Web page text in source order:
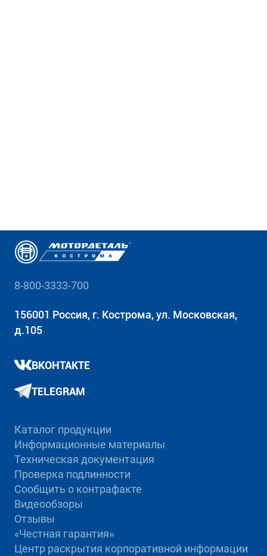
8-800-3333-700
156001 Россия, г. Кострома, ул. Московская,
д.105
ВКОНТАКТЕ
TELEGRAM
Каталог продукции
Информационные материалы
Техническая документация
Проверка подлинности
Сообщить о контрафакте
Видеообзоры
Отзывы
«Честная гарантия»
Центр раскрытия корпоративной информации